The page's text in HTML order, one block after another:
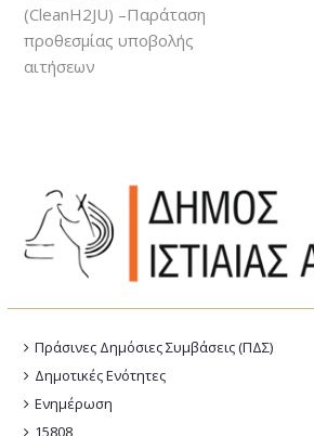
(CleanH2JU) –Παράταση
προθεσμίας υποβολής
αιτήσεων
Πράσινες Δημόσιες Συμβάσεις (ΠΔΣ)
Δημοτικές Ενότητες
Ενημέρωση
15808